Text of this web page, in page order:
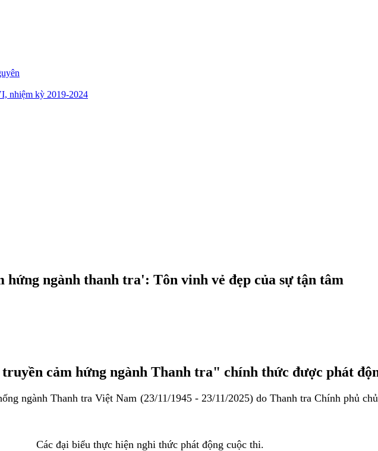
nhiệm kỳ 2019-2024
ngành thanh tra': Tôn vinh vẻ đẹp của sự tận tâm
cảm hứng ngành Thanh tra" chính thức được phát
ngành Thanh tra Việt Nam (23/11/1945 - 23/11/2025) do Thanh tra Chính phủ
Các đại biểu thực hiện nghi thức phát động cuộc thi.